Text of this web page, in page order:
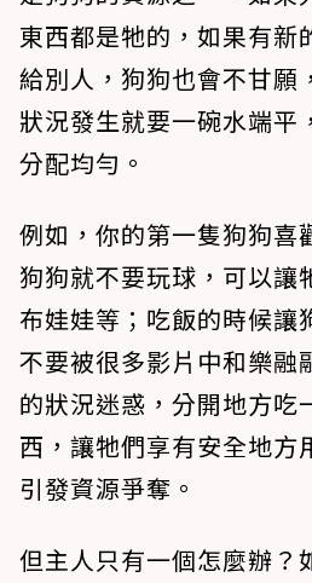
東西都是牠的，如果有新
給別人，狗狗也會不甘願
狀況發生就要一碗水端平
分配均勻。
例如，你的第一隻狗狗喜
狗狗就不要玩球，可以讓
布娃娃等；吃飯的時候讓
不要被很多影片中和樂融
的狀況迷惑，分開地方吃
西，讓牠們享有安全地方
引發資源爭奪。
但主人只有一個怎麼辦？